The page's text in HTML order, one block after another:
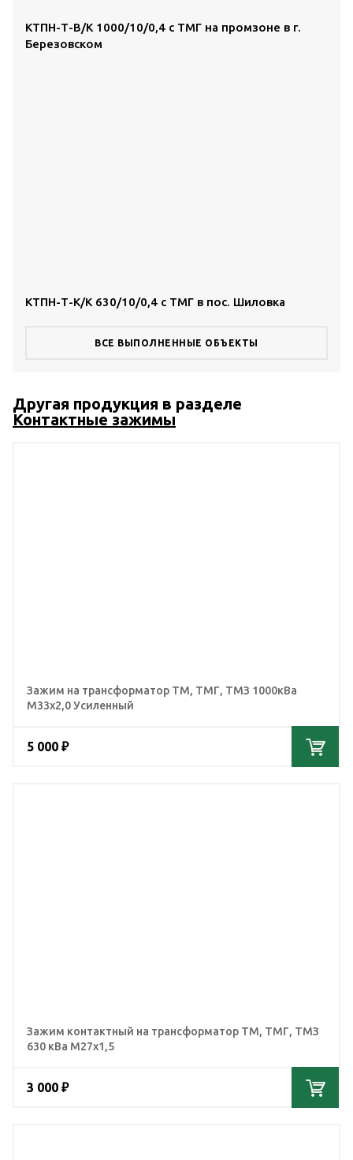
КТПН-Т-В/К 1000/10/0,4 с ТМГ на промзоне в г.
Березовском
КТПН-Т-К/К 630/10/0,4 с ТМГ в пос. Шиловка
ВСЕ ВЫПОЛНЕННЫЕ ОБЪЕКТЫ
Другая продукция в разделе
Контактные зажимы
Зажим на трансформатор ТМ, ТМГ, ТМЗ 1000кВа
М33х2,0 Усиленный
5 000 ₽
Зажим контактный на трансформатор ТМ, ТМГ, ТМЗ
630 кВа М27x1,5
3 000 ₽